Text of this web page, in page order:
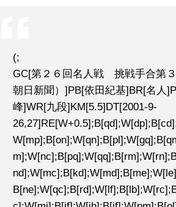
(;
GC[第２６回名人戦 挑戦手合第
朝日新聞）]PB[依田紀基]BR[名人
峰]WR[九段]KM[5.5]DT[2001-9-